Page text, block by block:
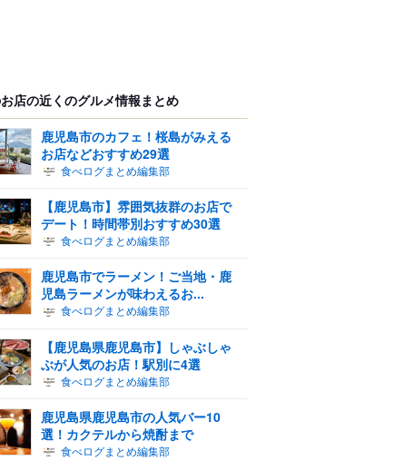
店の近くのグルメ情報まとめ
鹿児島市のカフェ！桜島がみえる
お店などおすすめ29選
食べログまとめ編集部
【鹿児島市】雰囲気抜群のお店で
デート！時間帯別おすすめ30選
食べログまとめ編集部
鹿児島市でラーメン！ご当地・鹿
児島ラーメンが味わえるお...
食べログまとめ編集部
【鹿児島県鹿児島市】しゃぶしゃ
ぶが人気のお店！駅別に4選
食べログまとめ編集部
鹿児島県鹿児島市の人気バー10
選！カクテルから焼酎まで
食べログまとめ編集部